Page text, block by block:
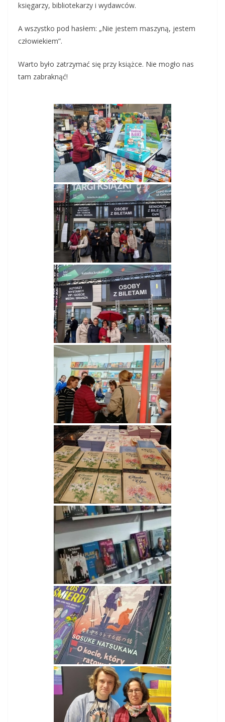
księgarzy, bibliotekarzy i wydawców.
A wszystko pod hasłem: „Nie jestem maszyną, jestem
człowiekiem”.
Warto było zatrzymać się przy książce. Nie mogło nas
tam zabraknąć!